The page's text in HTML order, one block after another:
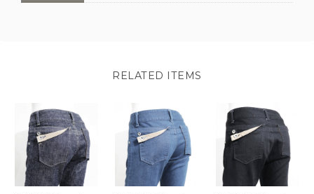
RELATED ITEMS